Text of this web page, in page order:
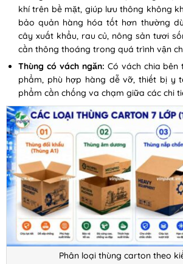
khí trên bề mặt, giúp lưu thông không
bảo quản hàng hóa tốt hơn thường
cây xuất khẩu, rau củ, nông sản tươi
cần thông thoáng trong quá trình vận
Thùng có vách ngăn: Có vách chia bên
phẩm, phù hợp hàng dễ vỡ, thiết bị y
phẩm cần chống va chạm giữa các chi
Phân loại thùng carton theo